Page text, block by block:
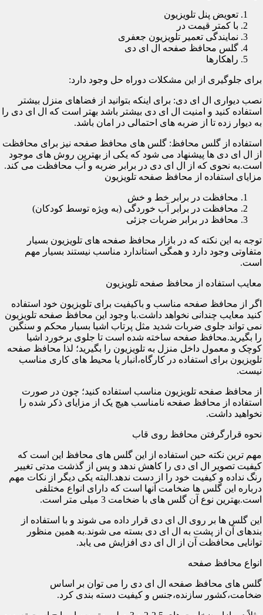
تعویض پنل تلویزیون
با کمتر قیمت در
نمایندگی تعمیر تلویزیون جعفری
گلس محافظ صفحه ال ای دی
راهکارها
برای جلوگیری از این مشکلات دوراه حل وجود دارد:
نصب دیواری ال ای دی: برای اینکه بتوانید از فضاهای منزل بیشتر
استفاده کنید و امنیت ال ای دی بیشتر باشد بهتر است که ال ای دی را
به دیوار زده تا از ضربه های احتمالی در امان باشد.
استفاده از گلس محافظ: گلس های محافظ صفحه نیز برای محافظت
از ال ای دی ها پیشنهاد می شود که یکی از بهترین روش های موجود
است.به نحوی که از ال ای دی در برابر ضربه و آب محافظت می کند.
مزایای استفاده از محافظ صفحه تلویزیون
محافظت در برابر خط و خش
محافظت در برابر آب خوردگی (به ویژه توسط کودکان)
محافظ در برابر ضربات جزئی
توجه به این نکته که در بازار محافظ صفحه های تلویزیون بسیار
متفاوتی وجود دارد و همگی استاندارد مناسب نیستند بسیار مهم
است.
معایب استفاده از محافظ صفحه تلویزیون
اگر از محافظ صفحه مناسب و باکیفیت برای تلویزیون خود استفاده
کنید معایب چندانی نخواهد داشت.با وجود این محافظ صفحه تلویزیون
نمی تواند جلوی ضربات شدید مثل پرتاب اشیا بسیار محکم و سنگین
را بگیرید.محافظ صفحه ساخته شده است تا جلوی برخورد اشیا
کوچک و معمول داخل منزل به تلویزیون را بگیرید؛ لذا محافظ صفحه
تلویزیون برای استفاده در کارگاه،انبار یا محیط های کاری مناسب
نیست.
از محافظ صفحه تلویزیون مناسب استفاده کنید؛ چون در صورت
استفاده از محافظ صفحه نامناسب هیچ یک از مزایای ذکر شده را
نخواهید داشت.
نحوه قرارگرفتن محافظ روی قاب
مهم ترین نکته حین استفاده از این گلس های محافظ این است که
کیفیت تصویر ال ای دی را کاهش ندهد و پس از گذشت مدتی تغییر
رنگ نداده و کیفیت خود را از دست ندهد.البته یکی دیگر از نکات مهم
درباره این گلس ها ضخامت آنها است که دارای انواع مختلفی
است.بهترین نوع آن گلس های با ضخامت 3 میلی متر است.
این گلس ها بر روی ال ای دی قرار داده می شوند و با استفاده از
بندهای آن از پشت به ال ای دی بسته می شوند.به همین منظور
توانایی محافظت آن از ال ای دی افزایش می یابد.
انواع محافظ صفحه
گلس های محافظ صفحه ال ای دی را می توان بر اساس
ضخامت،کشور سازنده،جنس و کیفیت دسته بندی کرد.